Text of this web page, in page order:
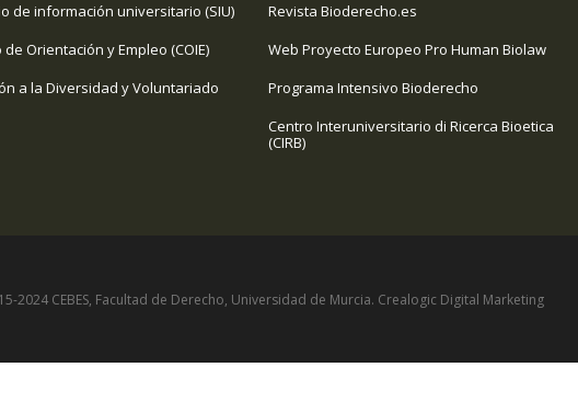
de información universitario (SIU)
de Orientación y Empleo (COIE)
a la Diversidad y Voluntariado
Revista Bioderecho.es
Web Proyecto Europeo Pro Human Biolaw
Programa Intensivo Bioderecho
Centro Interuniversitario di Ricerca Bioetica
(CIRB)
2024 CEBES, Facultad de Derecho, Universidad de Murcia. Crealogic Digital Marketing